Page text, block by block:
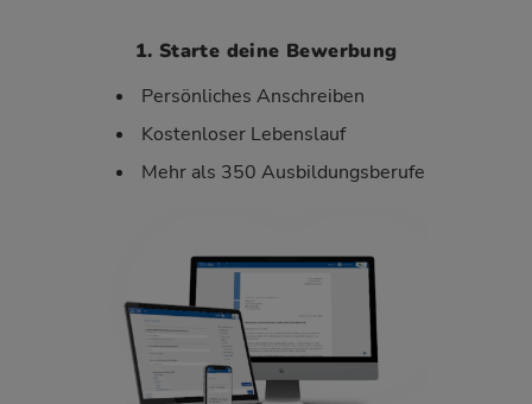
1. Starte deine Bewerbung
Persönliches Anschreiben
Kostenloser Lebenslauf
Mehr als 350 Ausbildungsberufe